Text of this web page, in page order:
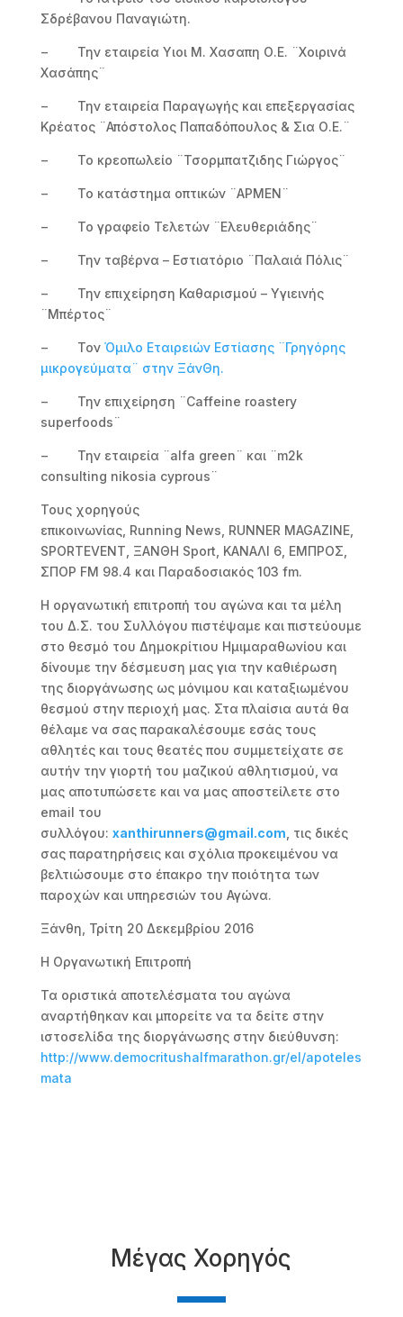
Σδρέβανου Παναγιώτη.
− Την εταιρεία Υιοι Μ. Χασαπη Ο.Ε. ¨Χοιρινά
Χασάπης¨
− Την εταιρεία Παραγωγής και επεξεργασίας
Κρέατος ¨Απόστολος Παπαδόπουλος & Σια Ο.Ε.¨
− Το κρεοπωλείο ¨Τσορμπατζιδης Γιώργος¨
− Το κατάστημα οπτικών ¨ΑΡΜΕΝ¨
− Το γραφείο Τελετών ¨Ελευθεριάδης¨
− Την ταβέρνα – Εστιατόριο ¨Παλαιά Πόλις¨
− Την επιχείρηση Καθαρισμού – Υγιεινής
¨Μπέρτος¨
− ΤονΌμιλο Εταιρειών Εστίασης ¨Γρηγόρης
μικρογεύματα¨ στην ΞάνΘη.
− Την επιχείρηση ¨Caffeine roastery
superfoods¨
− Την εταιρεία ¨alfa green¨ και ¨m2k
consulting nikosia cyprous¨
Τους χορηγούς
επικοινωνίας, Running News, RUNNER MAGAZINE,
SPORTEVENT, ΞΑΝΘΗ Sport, ΚΑΝΑΛΙ 6, ΕΜΠΡΟΣ,
ΣΠΟΡ FM 98.4 και Παραδοσιακός 103 fm.
Η οργανωτική επιτροπή του αγώνα και τα μέλη
του Δ.Σ. του Συλλόγου πιστέψαμε και πιστεύουμε
στο θεσμό του Δημοκρίτιου Ημιμαραθωνίου και
δίνουμε την δέσμευση μας για την καθιέρωση
της διοργάνωσης ως μόνιμου και καταξιωμένου
θεσμού στην περιοχή μας. Στα πλαίσια αυτά θα
θέλαμε να σας παρακαλέσουμε εσάς τους
αθλητές και τους θεατές που συμμετείχατε σε
αυτήν την γιορτή του μαζικού αθλητισμού, να
μας αποτυπώσετε και να μας αποστείλετε στο
email του
συλλόγου: xanthirunners@gmail.com , τις δικές
σας παρατηρήσεις και σχόλια προκειμένου να
βελτιώσουμε στο έπακρο την ποιότητα των
παροχών και υπηρεσιών του Αγώνα.
Ξάνθη, Τρίτη 20 Δεκεμβρίου 2016
Η Οργανωτική Επιτροπή
Τα οριστικά αποτελέσματα του αγώνα
αναρτήθηκαν και μπορείτε να τα δείτε στην
ιστοσελίδα της διοργάνωσης στην διεύθυνση:
http://www.democritushalfmarathon.gr/el/apoteles
mata
Μέγας Χορηγός